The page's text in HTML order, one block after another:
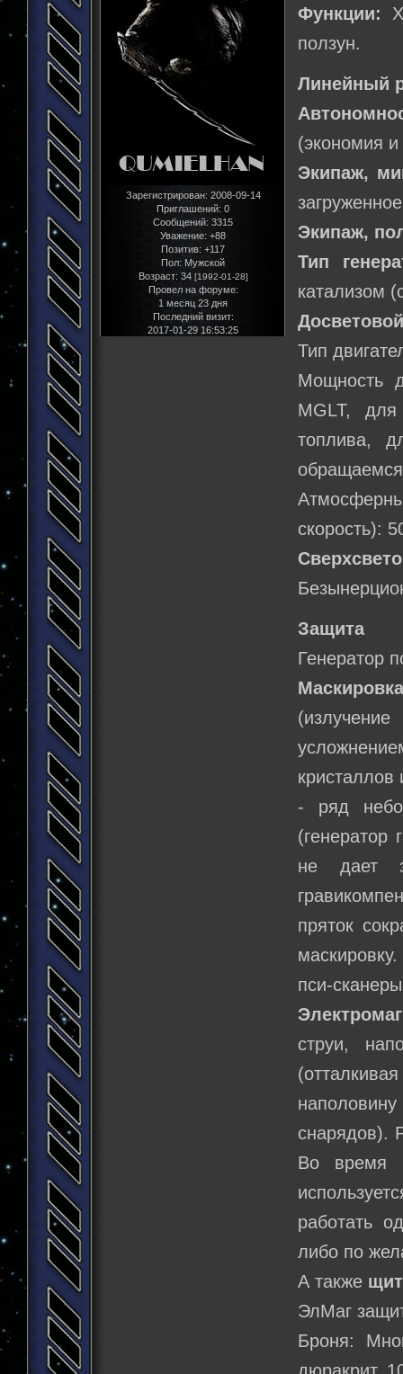
Зарегистрирован: 2008-09-14
Приглашений: 0
Сообщений: 3315
Уважение: +88
Позитив: +117
Пол: Мужской
Возраст: 34 [1992-01-28]
Провел на форуме:
1 месяц 23 дня
Последний визит:
2017-01-29 16:53:25
Функции:
ползун.
Линейный
(экономия
Экипаж,
Экипаж,
Тип
катализом
Тип
Мощность
MGLT,
топлива,
скорость):
Защита
Генератор
кристаллов
- ряд
не дает
пряток
пси-
струи,
снарядов).
Во время
работать
либо по
А также
ЭлМаг
Броня: